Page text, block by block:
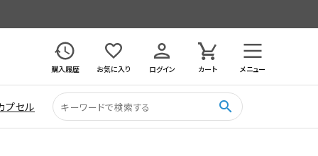
購入履歴 お気に入り ログイン カート メニュー
プセル search